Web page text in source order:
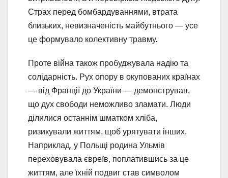
Страх перед бомбардуваннями, втрата
близьких, невизначеність майбутнього — усе
це формувало колективну травму.
Проте війна також пробуджувала надію та
солідарність. Рух опору в окупованих країнах
— від Франції до України — демонстрував,
що дух свободи неможливо зламати. Люди
ділилися останнім шматком хліба,
ризикували життям, щоб урятувати інших.
Наприклад, у Польщі родина Ульмів
переховувала євреїв, поплатившись за це
життям, але їхній подвиг став символом